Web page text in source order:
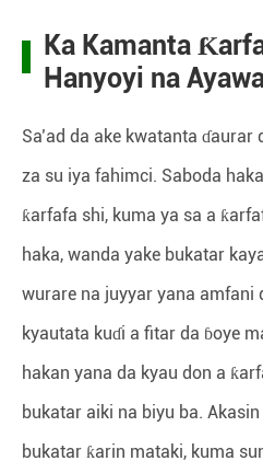
Ka Kamanta
Hanyoyi na
Sa’ad da ake kwatanta
za su iya fahimci. Saboda
ƙarfafa shi, kuma ya sa a
haka, wanda yake bukatar
wurare na juyyar yana amfani
kyautata kuɗi a fitar da ɓoye
hakan yana da kyau don a
bukatar aiki na biyu ba.
bukatar ƙarin mataki, kuma